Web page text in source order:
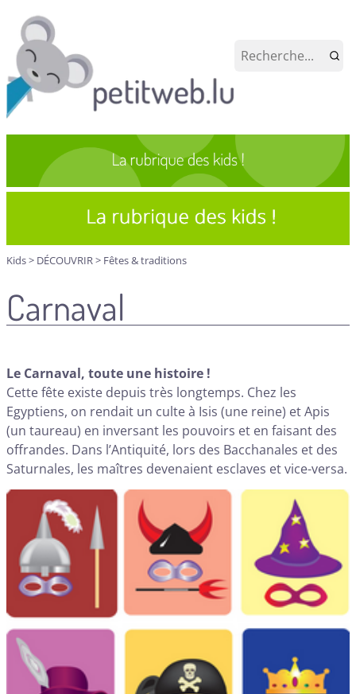
Kids> DÉCOUVRIR> Fêtes & traditions
Carnaval
Le Carnaval, toute une histoire !
Cette fête existe depuis très longtemps. Chez les
Egyptiens, on rendait un culte à Isis (une reine) et Apis
(un taureau) en inversant les pouvoirs et en faisant des
offrandes. Dans l’Antiquité, lors des Bacchanales et des
Saturnales, les maîtres devenaient esclaves et vice-versa.